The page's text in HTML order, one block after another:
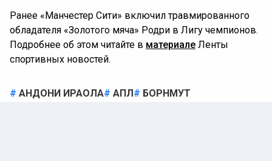
Ранее «Манчестер Сити» включил травмированного
обладателя «Золотого мяча» Родри в Лигу чемпионов.
Подробнее об этом читайте в материале Ленты
спортивных новостей.
АНДОНИ ИРАОЛА АПЛ БОРНМУТ